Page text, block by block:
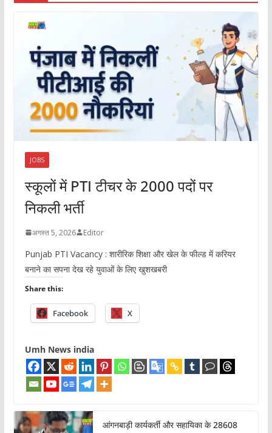
JOBS
स्कूलों में PTI टीचर के 2000 पदों पर
निकली भर्ती
अगस्त 5, 2026 Editor
Punjab PTI Vacancy : शारीरिक शिक्षा और खेल के फील्ड में करियर
बनाने का सपना देख रहे युवाओं के लिए खुशखबरी
Share this:
Facebook X
Umh News india
आंगनबाड़ी कार्यकर्ती और सहायिका के 28608